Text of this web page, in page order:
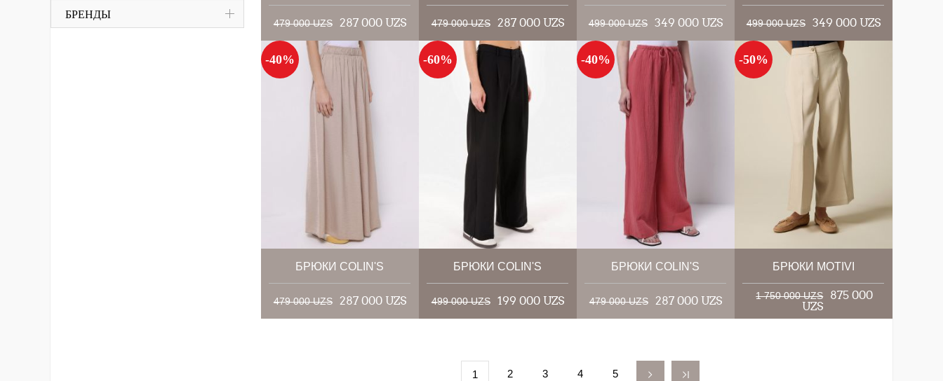
479 000 UZS 287 000 UZS 479 000 UZS 287 000 UZS 499 000 UZS 349 000 UZS 499 000 UZS 349 000 UZS
-40%
БРЮКИ COLIN'S
479 000 UZS 287 000 UZS
-60%
БРЮКИ COLIN'S
499 000 UZS 199 000 UZS
-40%
БРЮКИ COLIN'S
479 000 UZS 287 000 UZS
-50%
БРЮКИ MOTIVI
1 750 000 UZS
875 000
UZS
1 2 3 4 5
БРЕНДЫ